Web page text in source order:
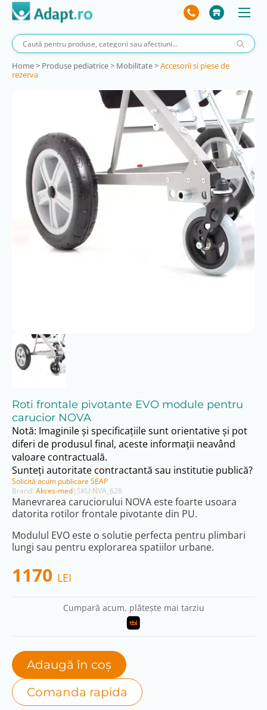
Home> Produse pediatrice> Mobilitate>Accesorii si piese de
rezerva
Brand: Akces-med| SKU:NVA_626
Roti frontale pivotante EVO module pentru
carucior NOVA
Manevrarea caruciorului NOVA este foarte usoara
datorita rotilor frontale pivotante din PU.
Modulul EVO este o solutie perfecta pentru plimbari
lungi sau pentru explorarea spatiilor urbane.
1170 LEI
Cumpară acum, plătește mai tarziu
Adaugă în coș
Comanda rapida
Notă: Imaginile și specificațiile sunt orientative și pot
diferi de produsul final, aceste informații neavând
valoare contractuală.
Sunteți autoritate contractantă sau institutie publică?
Solicită acum publicare SEAP